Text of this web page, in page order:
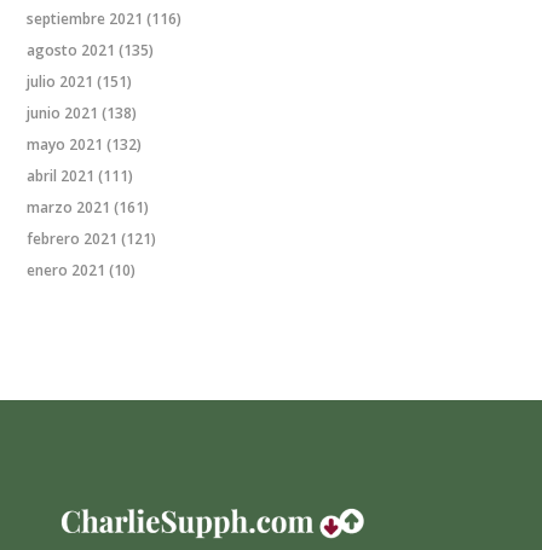
septiembre 2021 (116)
agosto 2021 (135)
julio 2021 (151)
junio 2021 (138)
mayo 2021 (132)
abril 2021 (111)
marzo 2021 (161)
febrero 2021 (121)
enero 2021 (10)